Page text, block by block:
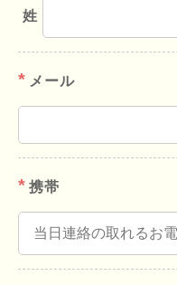
姓
メール
携帯